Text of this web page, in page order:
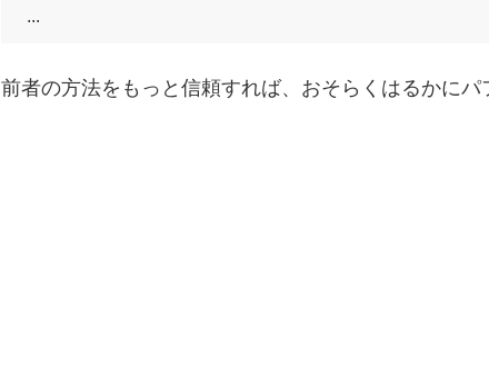
前者の方法をもっと信頼すれば、おそらくはるかにパ